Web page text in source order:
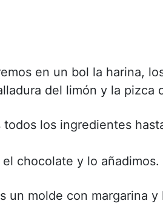
en un bol la harina,
del limón y la pizca
todos los ingredientes
el chocolate y lo añadimos.
un molde con margarina